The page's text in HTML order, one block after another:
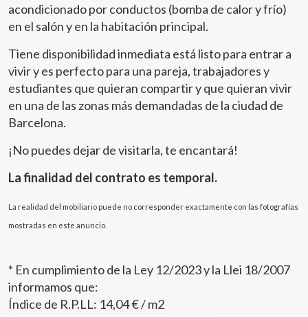
acondicionado por conductos (bomba de calor y frío)
en el salón y en la habitación principal.
Tiene disponibilidad inmediata está listo para entrar a
vivir y es perfecto para una pareja, trabajadores y
estudiantes que quieran compartir y que quieran vivir
en una de las zonas más demandadas de la ciudad de
Barcelona.
¡No puedes dejar de visitarla, te encantará!
La finalidad del contrato es temporal.
La realidad del mobiliario puede no corresponder exactamente con las fotografías
mostradas en este anuncio.
* En cumplimiento de la Ley 12/2023 y la Llei 18/2007
informamos que:
Índice de R.P.LL: 14,04 € / m2
Modificar cookies
Este sitio web utiliza Cookies propias para recopilar
información con la finalidad de mejorar nuestros servicios.
impedir que sean instaladas en su disco duro, aunque
deberá tener en cuenta que dicha acción podrá ocasionar
dificultades de navegación de la página web.